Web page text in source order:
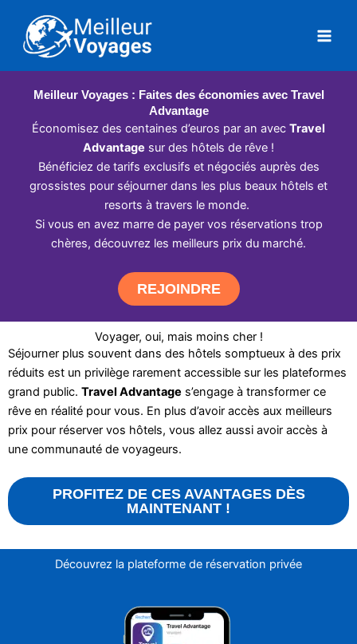
contenu
Meilleur Voyages : Faites des économies avec Travel
Advantage
Économisez des centaines d’euros par an avec Travel
Advantage sur des hôtels de rêve !
Bénéficiez de tarifs exclusifs et négociés auprès des
grossistes pour séjourner dans les plus beaux hôtels et
resorts à travers le monde.
Si vous en avez marre de payer vos réservations trop
chères, découvrez les meilleurs prix du marché.
REJOINDRE
Voyager, oui, mais moins cher !
Séjourner plus souvent dans des hôtels somptueux à des prix
réduits est un privilège rarement accessible sur les plateformes
grand public. Travel Advantage s’engage à transformer ce
rêve en réalité pour vous. En plus d’avoir accès aux meilleurs
prix pour réserver vos hôtels, vous allez aussi avoir accès à
une communauté de voyageurs.
PROFITEZ DE CES AVANTAGES DÈS
MAINTENANT !
Découvrez la plateforme de réservation privée